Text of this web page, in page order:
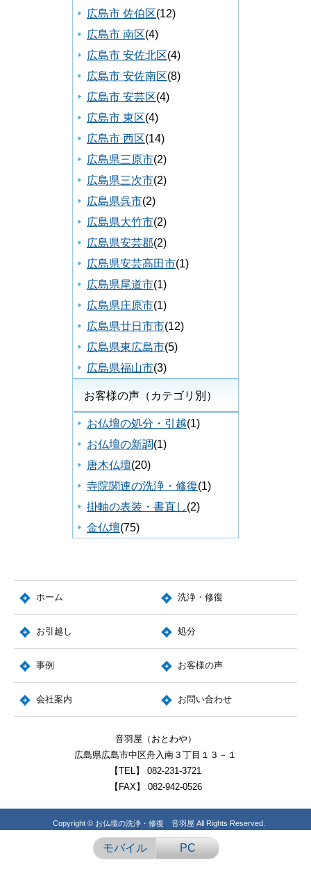
広島市 佐伯区(12)
広島市 南区(4)
広島市 安佐北区(4)
広島市 安佐南区(8)
広島市 安芸区(4)
広島市 東区(4)
広島市 西区(14)
広島県三原市(2)
広島県三次市(2)
広島県呉市(2)
広島県大竹市(2)
広島県安芸郡(2)
広島県安芸高田市(1)
広島県尾道市(1)
広島県庄原市(1)
広島県廿日市市(12)
広島県東広島市(5)
広島県福山市(3)
お客様の声（カテゴリ別）
お仏壇の処分・引越(1)
お仏壇の新調(1)
唐木仏壇(20)
寺院関連の洗浄・修復(1)
掛軸の表装・書直し(2)
金仏壇(75)
ホーム 洗浄・修復
お引越し 処分
事例 お客様の声
会社案内 お問い合わせ
音羽屋（おとわや）
広島県広島市中区舟入南３丁目１３－１
【TEL】
082-231-3721
【FAX】
082-942-0526
Copyright © お仏壇の洗浄・修復 音羽屋 All Rights Reserved.
モバイル PC